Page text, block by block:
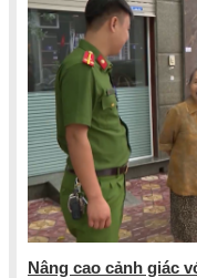
Nâng cao cảnh giác